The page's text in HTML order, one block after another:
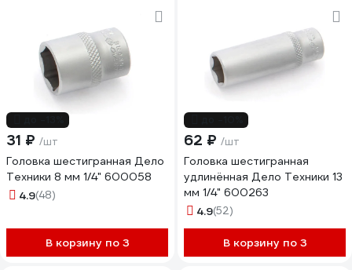
31 ₽ /шт
Головка шестигранная Дело
Техники 8 мм 1/4" 600058
4.9(48)
В корзину по 3
62 ₽ /шт
Головка шестигранная
удлинённая Дело Техники 13
мм 1/4" 600263
4.9(52)
В корзину по 3